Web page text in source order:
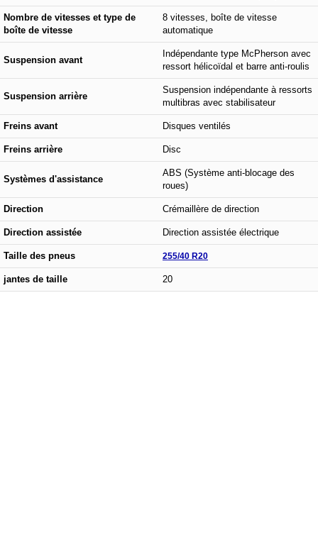
Nombre de vitesses et type de
boîte de vitesse
8 vitesses, boîte de vitesse
automatique
Suspension avant
Indépendante type McPherson avec
ressort hélicoïdal et barre anti-roulis
Suspension arrière
Suspension indépendante à ressorts
multibras avec stabilisateur
Freins avant Disques ventilés
Freins arrière Disc
Systèmes d'assistance
ABS (Système anti-blocage des
roues)
Direction Crémaillère de direction
Direction assistée Direction assistée électrique
Taille des pneus 255/40 R20
jantes de taille 20